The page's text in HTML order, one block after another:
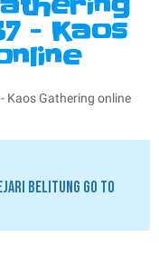
- Kaos
Kaos Gathering online
Belitung Go To